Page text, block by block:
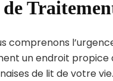
de
comprenons
un endroit propice
de lit de votre